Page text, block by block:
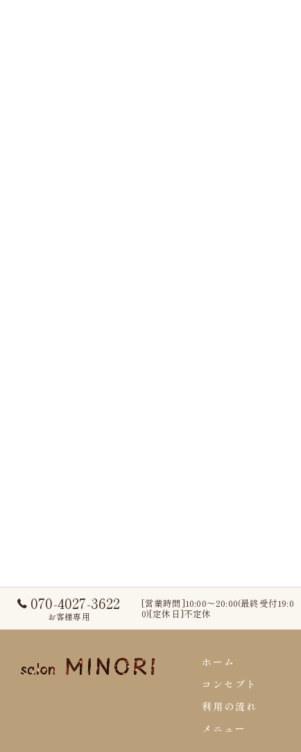
070-4027-3622
お客様専用
[営業時間]10:00～20:00(最終受付19:0
0)[定休日]不定休
ホーム
コンセプト
利用の流れ
メニュー